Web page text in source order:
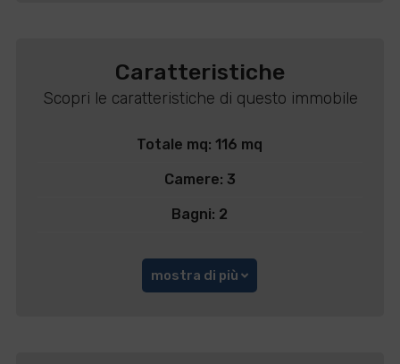
Caratteristiche
Scopri le caratteristiche di questo immobile
Totale mq: 116 mq
Camere: 3
Bagni: 2
mostra di più